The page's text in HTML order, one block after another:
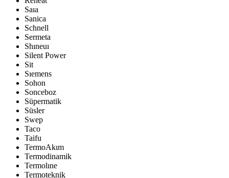
Saıa
Sanica
Schnell
Sermeta
Shıneuı
Silent Power
Sit
Sıemens
Sohon
Sonceboz
Süpermatik
Süsler
Swep
Taco
Taifu
TermoAkım
Termodinamik
Termolıne
Termoteknik